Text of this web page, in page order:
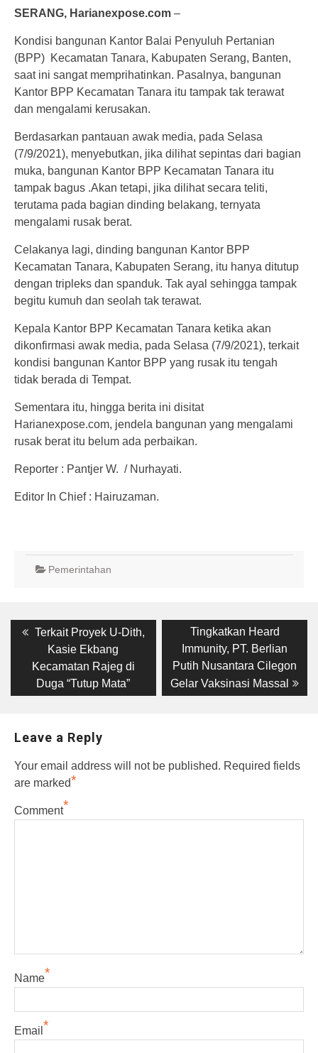
SERANG, Harianexpose.com –
Kondisi bangunan Kantor Balai Penyuluh Pertanian
(BPP) Kecamatan Tanara, Kabupaten Serang, Banten,
saat ini sangat memprihatinkan. Pasalnya, bangunan
Kantor BPP Kecamatan Tanara itu tampak tak terawat
dan mengalami kerusakan.
Berdasarkan pantauan awak media, pada Selasa
(7/9/2021), menyebutkan, jika dilihat sepintas dari bagian
muka, bangunan Kantor BPP Kecamatan Tanara itu
tampak bagus .Akan tetapi, jika dilihat secara teliti,
terutama pada bagian dinding belakang, ternyata
mengalami rusak berat.
Celakanya lagi, dinding bangunan Kantor BPP
Kecamatan Tanara, Kabupaten Serang, itu hanya ditutup
dengan tripleks dan spanduk. Tak ayal sehingga tampak
begitu kumuh dan seolah tak terawat.
Kepala Kantor BPP Kecamatan Tanara ketika akan
dikonfirmasi awak media, pada Selasa (7/9/2021), terkait
kondisi bangunan Kantor BPP yang rusak itu tengah
tidak berada di Tempat.
Sementara itu, hingga berita ini disitat
Harianexpose.com, jendela bangunan yang mengalami
rusak berat itu belum ada perbaikan.
Reporter : Pantjer W. / Nurhayati.
Editor In Chief : Hairuzaman.
Pemerintahan
Post
navigation
Previous
post:
Terkait Proyek U-Dith,
Kasie Ekbang
Kecamatan Rajeg di
Duga “Tutup Mata”
Next
post:
Tingkatkan Heard
Immunity, PT. Berlian
Putih Nusantara Cilegon
Gelar Vaksinasi Massal
Leave a Reply
Your email address will not be published. Required fields
are marked*
Comment*
Name*
Email *